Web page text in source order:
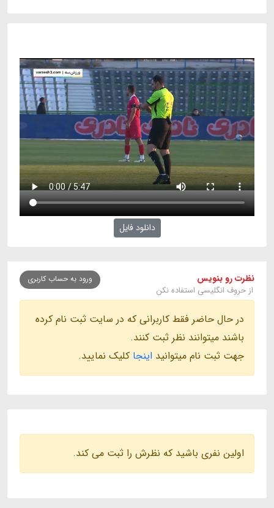
دانلود فایل
نظرت رو بنویس
از حروف انگلیسی استفاده نکن
ورود به حساب کاربری
در حال حاضر فقط کاربرانی که در سایت ثبت نام کرده
باشند میتوانند نظر ثبت کنند.
جهت ثبت نام میتوانید اینجا کلیک نمایید.
اولین نفری باشید که نظرش را ثبت می کند.